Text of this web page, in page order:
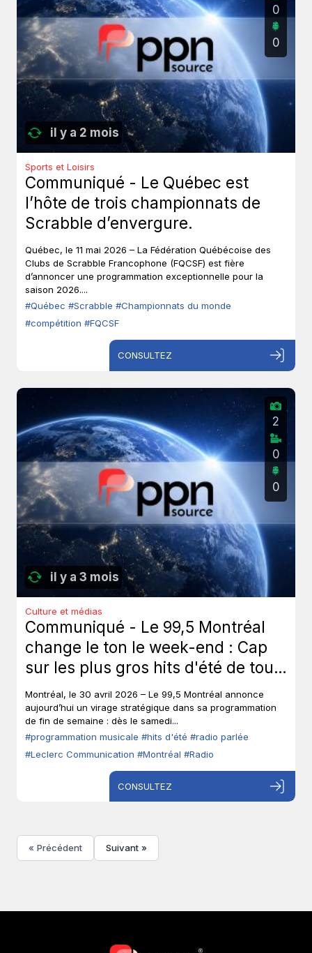
il y a 2 mois
0
0
Sports et Loisirs
Communiqué - Le Québec est
l’hôte de trois championnats de
Scrabble d’envergure.
Québec, le 11 mai 2026 – La Fédération Québécoise des
Clubs de Scrabble Francophone (FQCSF) est fière
d’annoncer une programmation exceptionnelle pour la
saison 2026....
#Québec #Scrabble #Championnats du monde
#compétition #FQCSF
CONSULTEZ
il y a 3 mois
2
0
0
Culture et médias
Communiqué - Le 99,5 Montréal
change le ton le week-end : Cap
sur les plus gros hits d'été de tous
les temps, sans toucher à ses voix
fortes en semaine.
Montréal, le 30 avril 2026 – Le 99,5 Montréal annonce
aujourd’hui un virage stratégique dans sa programmation
de fin de semaine : dès le samedi...
#programmation musicale #hits d'été #radio parlée
#Leclerc Communication #Montréal #Radio
CONSULTEZ
« Précédent Suivant »